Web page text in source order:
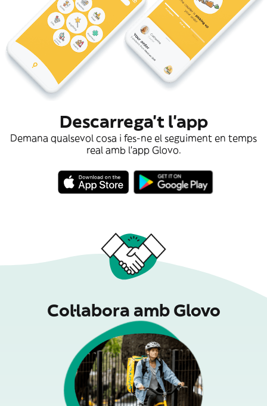
Descarrega't l'app
Demana qualsevol cosa i fes-ne el seguiment en temps
real amb l'app Glovo.
Col·labora amb Glovo